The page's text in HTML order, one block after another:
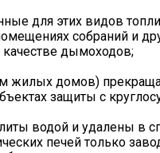
для этих видов
собраний и
дымоходов;
жилых домов)
защиты с
водой и удалены в
печей только